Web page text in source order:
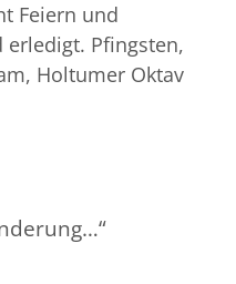
Feiern und
erledigt. Pfingsten,
Holtumer Oktav